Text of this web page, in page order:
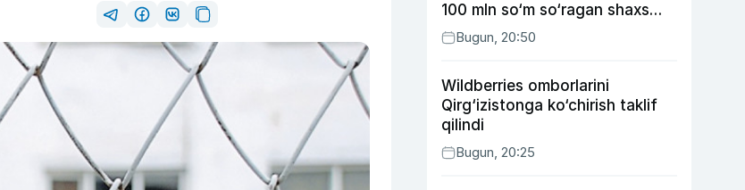
100 mln so‘m so‘ragan shaxs
ushlandi
Bugun, 20:50
Wildberries omborlarini
Qirg‘izistonga ko‘chirish taklif
qilindi
Bugun, 20:25